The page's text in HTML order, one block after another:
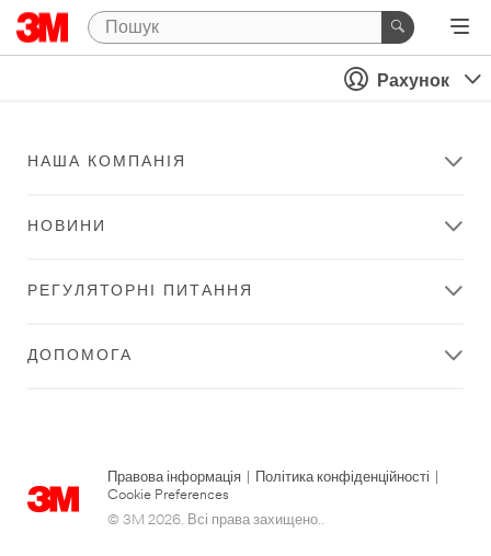
Рахунок
НАША КОМПАНІЯ
НОВИНИ
РЕГУЛЯТОРНІ ПИТАННЯ
ДОПОМОГА
Правова інформація Політика конфіденційності
Cookie Preferences
© 3M 2026. Всі права захищено..